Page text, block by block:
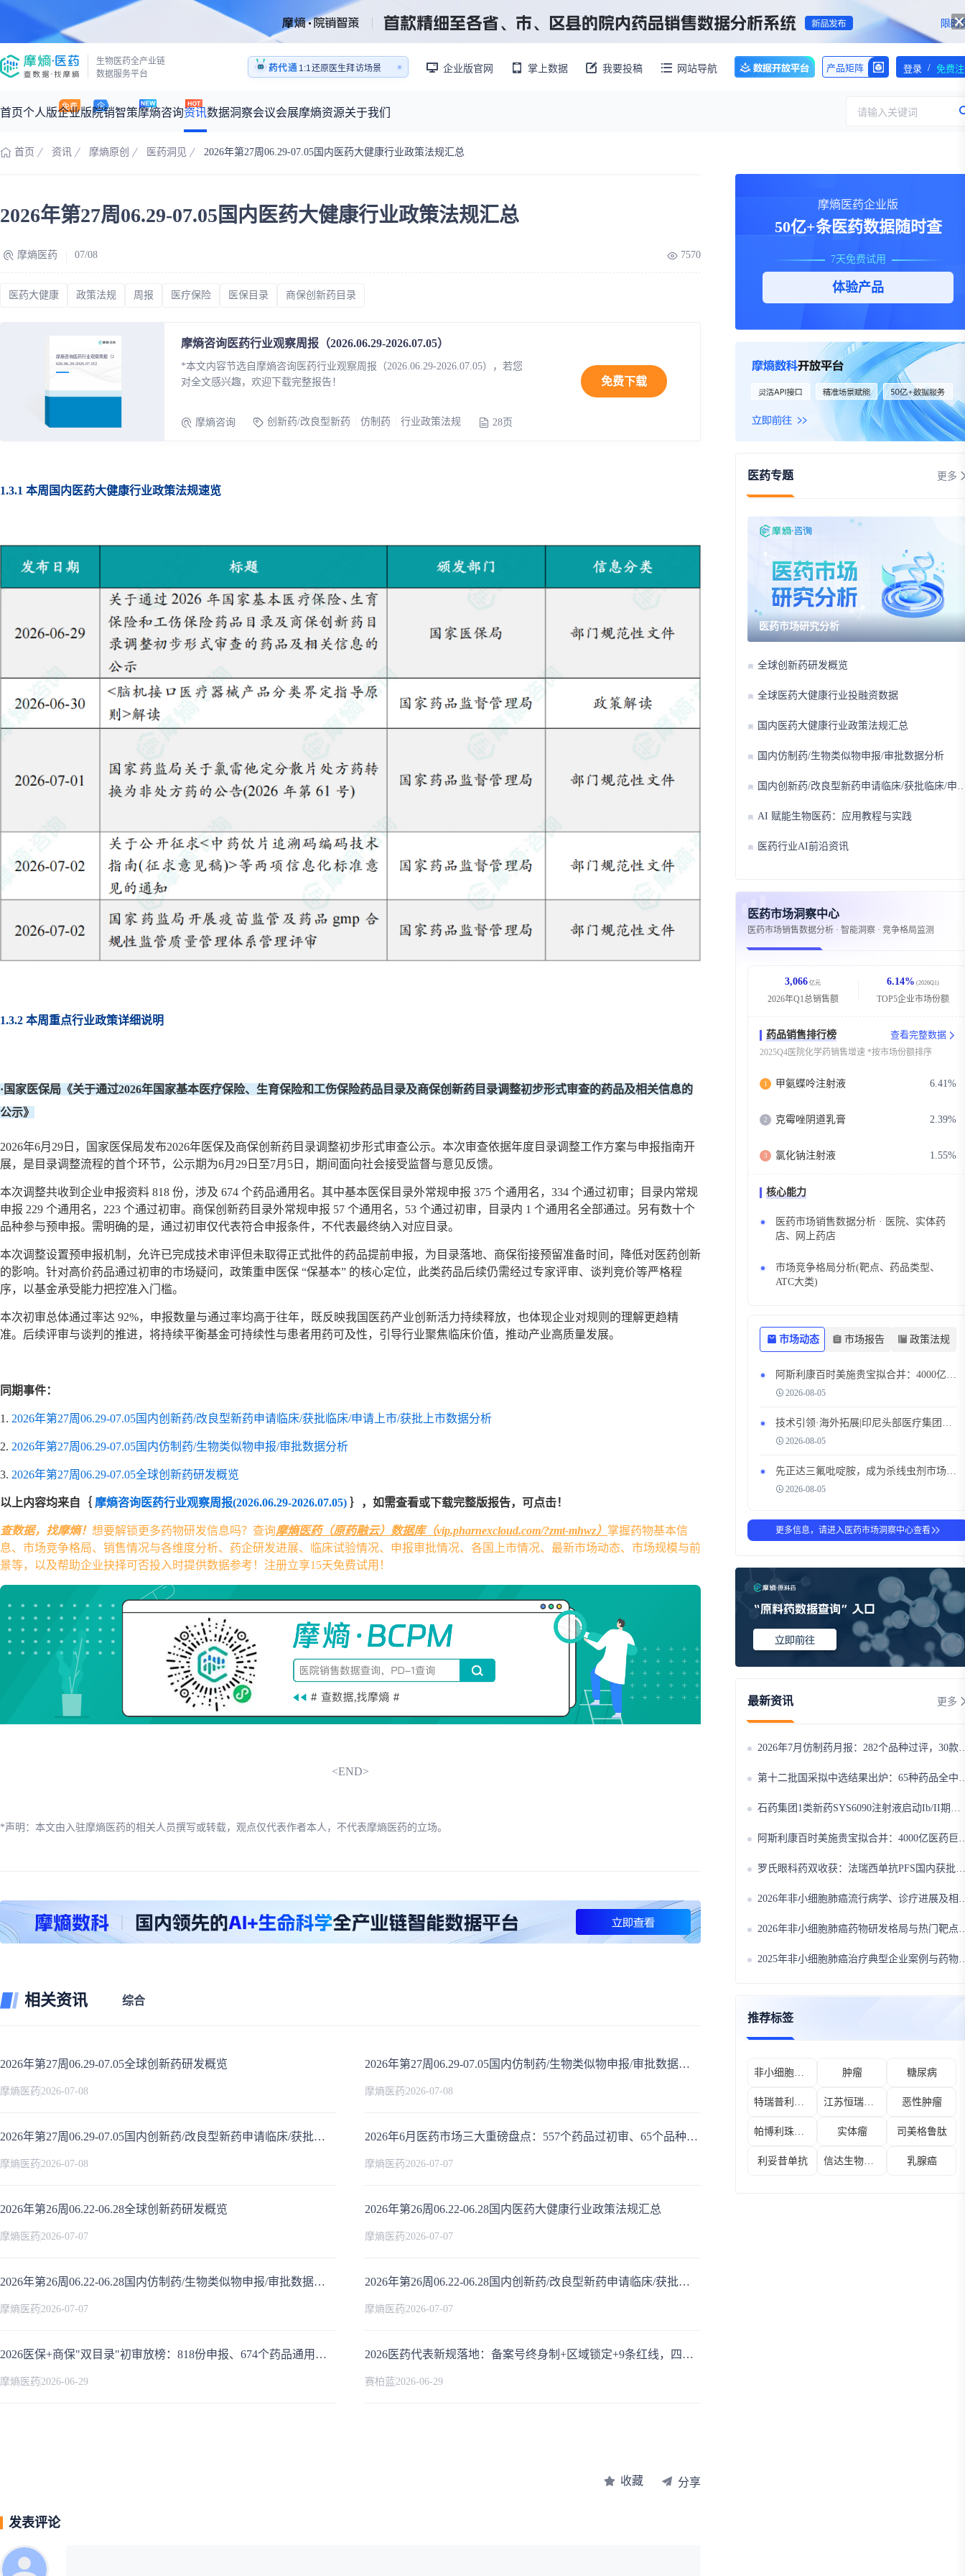
生物医药全产业链
数据服务平台
药代通
医药销售AI模拟陪练系统
1:1还原医生拜访场景
医药销售AI模拟陪练系统
企业版官网 掌上数据 我要投稿 网站导航 产品矩阵 登录 / 免费
首页个人版企业版院销智策摩熵咨询
产品立项评估及管线规划
数据定制服务
报告大厅
资讯
深度分析
过评精选
时讯
科普
前沿研究
公司动态
人事变动
审批动态
数据洞察
医药市场洞察中心
2026年Q1总销售额：3,066
全球药物研发中心
上市医药企业年报
药品生产企业
临床进展
投融资事件
机构查询
会议会展摩熵资源
回放 从实验室到10亿爆款：创新药商业化的选择、组织与执行
王中健
已收录4364条供需信息
最新供需：
关于我们
团队介绍
请输入关键词
首页 资讯 摩熵原创 医药洞见 2026年第27周06.29-07.05国内医药大健康行业政策法规汇总
2026年第27周06.29-07.05国内医药大健康行业政策法规汇总
摩熵医药 07/08 7570
医药大健康 政策法规 周报 医疗保险 医保目录 商保创新药目录
摩熵咨询医药行业观察周报（2
026.06.29-2026.07.05）
摩熵咨询医药行业观察周报（2026.06.29-2026.07.05）
*本文内容节选自摩熵咨询医药行业观察周报（2026.06.29-2026.07.05），若您
对全文感兴趣，欢迎下载完整报告！
摩熵咨询 创新药/改良型新药 仿制药 行业政策法规 28页
免费下载
1.3.1 本周国内医药大健康行业政策法规速览
1.3.2 本周重点行业政策详细说明
·国家医保局《关于通过2026年国家基本医疗保险、生育保险和工伤保险药品目录及商保创新药目录调整初步形式审查的药品及相关信息的
公示》
2026年6月29日，国家医保局发布2026年医保及商保创新药目录调整初步形式审查公示。本次审查依据年度目录调整工作方案与申报指南开
展，是目录调整流程的首个环节，公示期为6月29日至7月5日，期间面向社会接受监督与意见反馈。
本次调整共收到企业申报资料 818 份，涉及 674 个药品通用名。其中基本医保目录外常规申报 375 个通用名，334 个通过初审；目录内常规
申报 229 个通用名，223 个通过初审。商保创新药目录外常规申报 57 个通用名，53 个通过初审，目录内 1 个通用名全部通过。另有数十个
品种参与预申报。需明确的是，通过初审仅代表符合申报条件，不代表最终纳入对应目录。
本次调整设置预申报机制，允许已完成技术审评但未取得正式批件的药品提前申报，为目录落地、商保衔接预留准备时间，降低对医药创新
的影响。针对高价药品通过初审的市场疑问，政策重申医保 “保基本” 的核心定位，此类药品后续仍需经过专家评审、谈判竞价等严格程
序，以基金承受能力把控准入门槛。
本次初审总体通过率达 92%，申报数量与通过率均高于往年，既反映我国医药产业创新活力持续释放，也体现企业对规则的理解更趋精
准。后续评审与谈判的推进，将持续平衡基金可持续性与患者用药可及性，引导行业聚焦临床价值，推动产业高质量发展。
同期事件：
1. 2026年第27周06.29-07.05国内创新药/改良型新药申请临床/获批临床/申请上市/获批上市数据分析
2. 2026年第27周06.29-07.05国内仿制药/生物类似物申报/审批数据分析
3. 2026年第27周06.29-07.05全球创新药研发概览
以上内容均来自｛ 摩熵咨询医药行业观察周报(2026.06.29-2026.07.05) ｝，如需查看或下载完整版报告，可点击！
查数据，找摩熵！ 想要解锁更多药物研发信息吗？查询摩熵医药（原药融云）数据库（vip.pharnexcloud.com/?zmt-mhwz） 掌握药物基本信
息、市场竞争格局、销售情况与各维度分析、药企研发进展、临床试验情况、申报审批情况、各国上市情况、最新市场动态、市场规模与前
景等，以及帮助企业抉择可否投入时提供数据参考！注册立享15天免费试用！
<END>
*声明：本文由入驻摩熵医药的相关人员撰写或转载，观点仅代表作者本人，不代表摩熵医药的立场。
相关资讯 综合
2026年第27周06.29-07.05全球创新药研发概览
摩熵医药 2026-07-08
2026年第27周06.29-07.05国内仿制药/生物类似物申报/审批数据分析
摩熵医药 2026-07-08
2026年第27周06.29-07.05国内创新药/改良型新药申请临床/获批临床/申请上市/获批上市数据分析
摩熵医药 2026-07-08
2026年6月医药市场三大重磅盘点：557个药品过初审、65个品种进国采、9款新药集中获批
摩熵医药 2026-07-07
2026年第26周06.22-06.28全球创新药研发概览
摩熵医药 2026-07-07
2026年第26周06.22-06.28国内医药大健康行业政策法规汇总
摩熵医药 2026-07-07
2026年第26周06.22-06.28国内仿制药/生物类似物申报/审批数据分析
摩熵医药 2026-07-07
2026年第26周06.22-06.28国内创新药/改良型新药申请临床/获批临床/申请上市/获批上市数据分析
摩熵医药 2026-07-07
2026医保+商保"双目录"初审放榜：818份申报、674个药品通用名、通过率92%创新高，新药占比过半
摩熵医药 2026-06-29
2026医药代表新规落地：备案号终身制+区域锁定+9条红线，四川已清退2061人，行业迎最严规范期
赛柏蓝 2026-06-29
收藏 分享
发表评论
摩熵医药企业版
50亿+条医药数据随时查
7天免费试用
体验产品
医药专题 更多
医药市场研究分析
全球创新药研发概览
全球医药大健康行业投融资数据
国内医药大健康行业政策法规汇总
国内仿制药/生物类似物申报/审批数据分析
国内创新药/改良型新药申请临床/获批临床/申请上市/获批上市数据分析
AI 赋能生物医药：应用教程与实践
医药行业AI前沿资讯
医药市场洞察中心
医药市场销售数据分析 · 智能洞察 · 竞争格局监测
3,066 亿元
2026年Q1总销售额
6.14% (2026Q1)
TOP5企业市场份额
药品销售排行榜 查看完整数据
2025Q4医院化学药销售增速 *按市场份额排序
1 甲氨蝶呤注射液 6.41%
2 克霉唑阴道乳膏 2.39%
3 氯化钠注射液 1.55%
核心能力
医药市场销售数据分析 · 医院、实体药
店、网上药店
市场竞争格局分析(靶点、药品类型、
ATC大类)
市场动态 市场报告 政策法规
2026-08-05
2026-08-05
2026-08-05
更多信息，请进入医药市场洞察中心查看
最新资讯 更多
2026年7月仿制药月报：282个品种过评，30款首家！注射用甲磺酸萘莫司他遭12家抢报
第十二批国采拟中选结果出炉：65种药品全中选！科伦药业14款品种领跑，10款原研药首次大规模入围
石药集团1类新药SYS6090注射液启动Ib/II期临床，PD-1/IL-15双功能融合蛋白剑指晚期结直肠癌治疗
阿斯利康百时美施贵宝拟合并‌：4000亿医药巨头将诞生，肿瘤管线深度互补，中国市场合作版图迎大调整
罗氏眼科药双收获：法瑞西单抗PFS国内获批，伐米奇拜单抗拟纳入优先审评
2026年非小细胞肺癌流行病学、诊疗进展及相关政策分析
2026年非小细胞肺癌药物研发格局与热门靶点市场趋势分析
2025年非小细胞肺癌治疗典型企业案例与药物技术迭代分析
推荐标签
肿瘤 糖尿病
恶性肿瘤
实体瘤 司美格鲁肽
利妥昔单抗 乳腺癌